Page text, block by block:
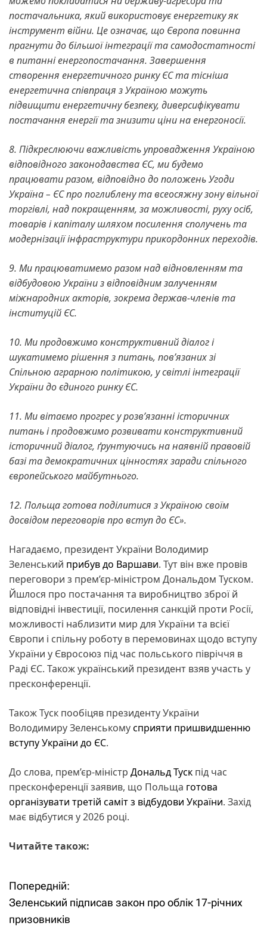
постачальника, який використовує енергетику як
інструмент війни. Це означає, що Європа повинна
прагнути до більшої інтеграції та самодостатності
в питанні енергопостачання. Завершення
створення енергетичного ринку ЄС та тісніша
енергетична співпраця з Україною можуть
підвищити енергетичну безпеку, диверсифікувати
постачання енергії та знизити ціни на енергоносії.
8. Підкреслюючи важливість упровадження Україною
відповідного законодавства ЄС, ми будемо
працювати разом, відповідно до положень Угоди
Україна – ЄС про поглиблену та всеосяжну зону вільної
торгівлі, над покращенням, за можливості, руху осіб,
товарів і капіталу шляхом посилення сполучень та
модернізації інфраструктури прикордонних переходів.
9. Ми працюватимемо разом над відновленням та
відбудовою України з відповідним залученням
міжнародних акторів, зокрема держав-членів та
інституцій ЄС.
10. Ми продовжимо конструктивний діалог і
шукатимемо рішення з питань, пов’язаних зі
Спільною аграрною політикою, у світлі інтеграції
України до єдиного ринку ЄС.
11. Ми вітаємо прогрес у розв’язанні історичних
питань і продовжимо розвивати конструктивний
історичний діалог, ґрунтуючись на наявній правовій
базі та демократичних цінностях заради спільного
європейського майбутнього.
12. Польща готова поділитися з Україною своїм
досвідом переговорів про вступ до ЄС».
Нагадаємо, президент України Володимир
Зеленський прибув до Варшави. Тут він вже провів
переговори з прем’єр-міністром Дональдом Туском.
Йшлося про постачання та виробництво зброї й
відповідні інвестиції, посилення санкцій проти Росії,
можливості наблизити мир для України та всієї
Європи і спільну роботу в перемовинах щодо вступу
України у Євросоюз під час польського півріччя в
Раді ЄС. Також український президент взяв участь у
пресконференції.
Також Туск пообіцяв президенту України
Володимиру Зеленськомусприяти пришвидшенню
вступу України до ЄС.
До слова, прем’єр-міністр Дональд Туск під час
пресконференції заявив, що Польща готова
організувати третій саміт з відбудови України. Захід
має відбутися у 2026 році.
Читайте також:
Н
а
Попередній:
Зеленський підписав закон про облік 17-річних
призовників